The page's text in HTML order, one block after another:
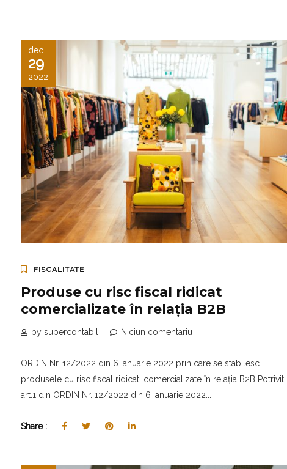
dec.
29
2022
FISCALITATE
Produse cu risc fiscal ridicat
comercializate în relaţia B2B
by supercontabil Niciun comentariu
ORDIN Nr. 12/2022 din 6 ianuarie 2022 prin care se stabilesc
produsele cu risc fiscal ridicat, comercializate în relaţia B2B Potrivit
art.1 din ORDIN Nr. 12/2022 din 6 ianuarie 2022...
Share :